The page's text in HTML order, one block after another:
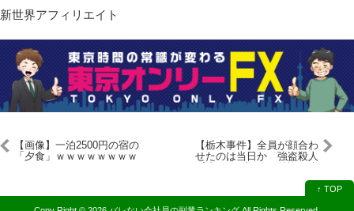
新世界アフィリエイト
【画像】一泊2500円の宿の
「夕食」ｗｗｗｗｗｗｗｗ
【栃木事件】全員が顔合わ
せたのは当日か 強盗殺人
も
↑ TOP